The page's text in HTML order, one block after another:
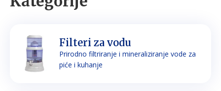
Filteri za vodu
Prirodno filtriranje i mineraliziranje vode za
piće i kuhanje